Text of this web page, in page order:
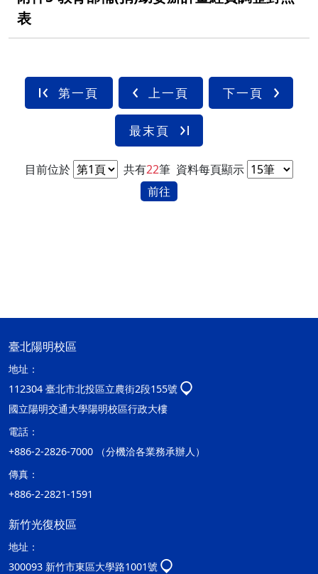
表
第一頁 上一頁 下一頁
最末頁
目前位於 共有22筆 資料每頁顯示
前往
臺北陽明校區
地址：
112304 臺北市北投區立農街2段155號
國立陽明交通大學陽明校區行政大樓
電話：
+886-2-2826-7000 （分機洽各業務承辦人）
傳真：
+886-2-2821-1591
新竹光復校區
地址：
300093 新竹市東區大學路1001號